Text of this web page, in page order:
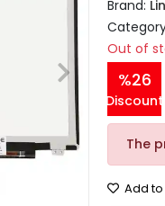
Brand:
Out of
%26
Discount
The
Add